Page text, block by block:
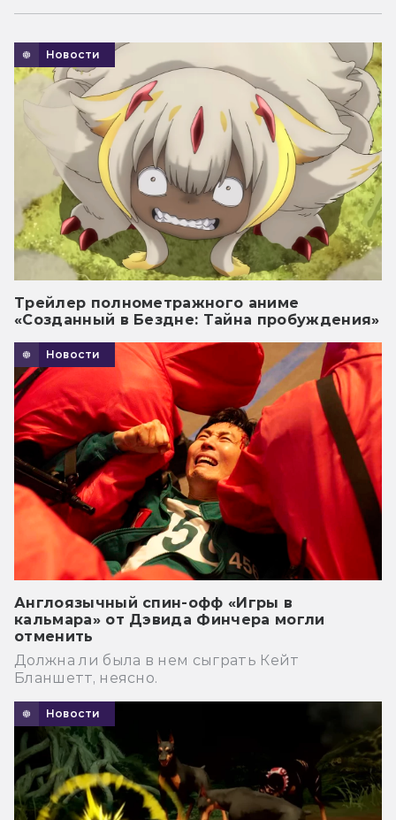
Новости
Трейлер полнометражного аниме
«Созданный в Бездне: Тайна пробуждения»
Новости
Англоязычный спин-офф «Игры в
кальмара» от Дэвида Финчера могли
отменить
Должна ли была в нем сыграть Кейт
Бланшетт, неясно.
Новости